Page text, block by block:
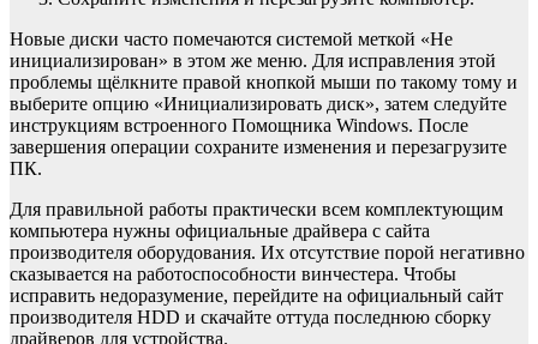
Новые диски часто помечаются системой меткой «Не
инициализирован» в этом же меню. Для исправления этой
проблемы щёлкните правой кнопкой мыши по такому тому и
выберите опцию «Инициализировать диск», затем следуйте
инструкциям встроенного Помощника Windows. После
завершения операции сохраните изменения и перезагрузите
ПК.
Для правильной работы практически всем комплектующим
компьютера нужны официальные драйвера с сайта
производителя оборудования. Их отсутствие порой негативно
сказывается на работоспособности винчестера. Чтобы
исправить недоразумение, перейдите на официальный сайт
производителя HDD и скачайте оттуда последнюю сборку
драйверов для устройства.